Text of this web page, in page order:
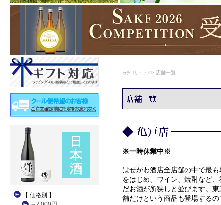
カテゴリトップ > 店舗一覧
※一時休業中※
はせがわ酒店全店舗の中で最
をはじめ、ワイン、焼酎など
だお酒が所狭しと並びます。
舗だけという商品も登場する